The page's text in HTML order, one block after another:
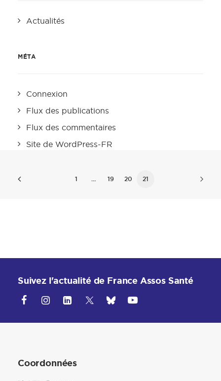
Actualités
MÉTA
Connexion
Flux des publications
Flux des commentaires
Site de WordPress-FR
1 … 19 20 21
Suivez l'actualité de France Assos Santé
Coordonnées